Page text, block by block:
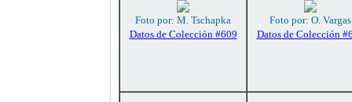
Foto por: M. Tschapka
Datos de Colección #609
Foto por: O. Vargas
Datos de Colección